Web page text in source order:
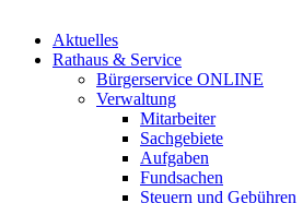
Aktuelles
Rathaus & Service
Bürgerservice ONLINE
Verwaltung
Mitarbeiter
Sachgebiete
Aufgaben
Fundsachen
Steuern und Gebühren